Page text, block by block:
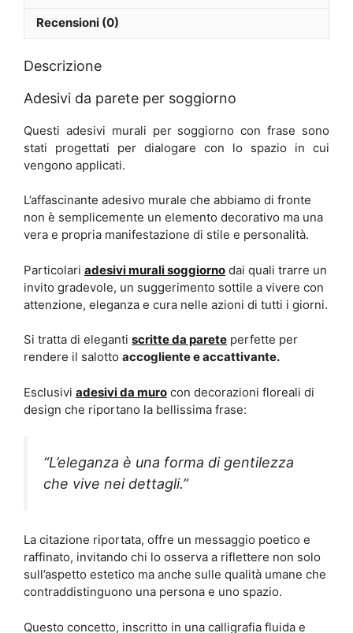
Recensioni (0)
Descrizione
Adesivi da parete per soggiorno
Questi adesivi murali per soggiorno con frase sono
stati progettati per dialogare con lo spazio in cui
vengono applicati.
L’affascinante adesivo murale che abbiamo di fronte
non è semplicemente un elemento decorativo ma una
vera e propria manifestazione di stile e personalità.
Particolari adesivi murali soggiorno dai quali trarre un
invito gradevole, un suggerimento sottile a vivere con
attenzione, eleganza e cura nelle azioni di tutti i giorni.
Si tratta di eleganti scritte da parete perfette per
rendere il salotto accogliente e accattivante.
Esclusivi adesivi da muro con decorazioni floreali di
design che riportano la bellissima frase:
“L’eleganza è una forma di gentilezza
che vive nei dettagli.”
La citazione riportata, offre un messaggio poetico e
raffinato, invitando chi lo osserva a riflettere non solo
sull’aspetto estetico ma anche sulle qualità umane che
contraddistinguono una persona e uno spazio.
Questo concetto, inscritto in una calligrafia fluida e